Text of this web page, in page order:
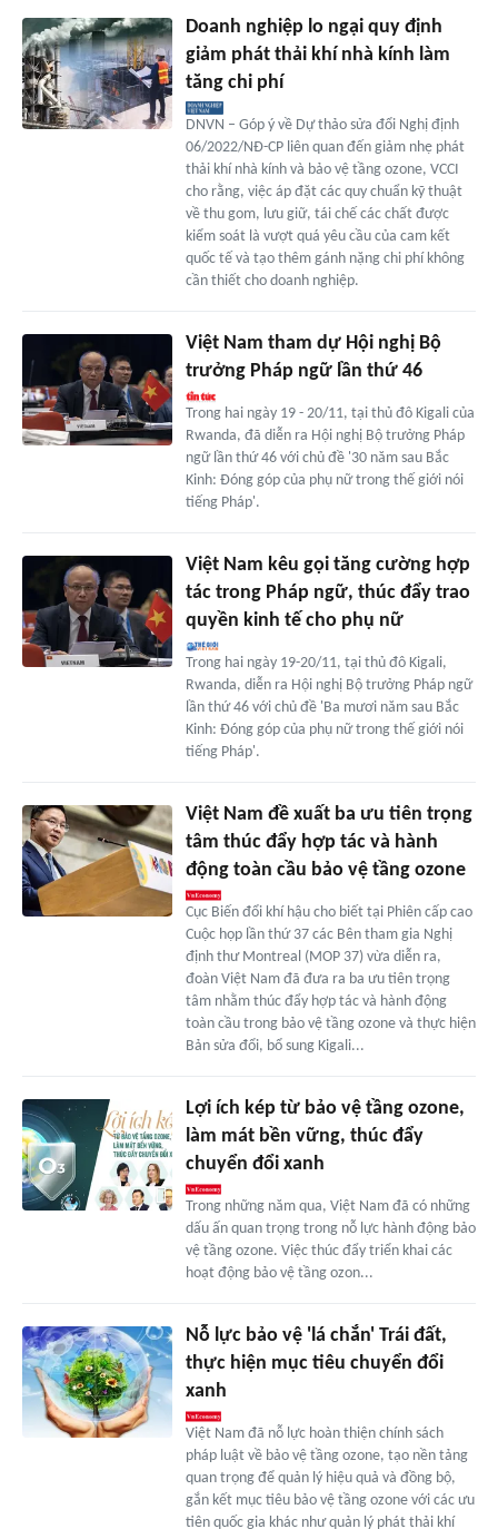
Doanh nghiệp lo ngại quy định
giảm phát thải khí nhà kính làm
tăng chi phí
DNVN – Góp ý về Dự thảo sửa đổi Nghị định
06/2022/NĐ-CP liên quan đến giảm nhẹ phát
thải khí nhà kính và bảo vệ tầng ozone, VCCI
cho rằng, việc áp đặt các quy chuẩn kỹ thuật
về thu gom, lưu giữ, tái chế các chất được
kiểm soát là vượt quá yêu cầu của cam kết
quốc tế và tạo thêm gánh nặng chi phí không
cần thiết cho doanh nghiệp.
Việt Nam tham dự Hội nghị Bộ
trưởng Pháp ngữ lần thứ 46
Trong hai ngày 19 - 20/11, tại thủ đô Kigali của
Rwanda, đã diễn ra Hội nghị Bộ trưởng Pháp
ngữ lần thứ 46 với chủ đề '30 năm sau Bắc
Kinh: Đóng góp của phụ nữ trong thế giới nói
tiếng Pháp'.
Việt Nam kêu gọi tăng cường hợp
tác trong Pháp ngữ, thúc đẩy trao
quyền kinh tế cho phụ nữ
Trong hai ngày 19-20/11, tại thủ đô Kigali,
Rwanda, diễn ra Hội nghị Bộ trưởng Pháp ngữ
lần thứ 46 với chủ đề 'Ba mươi năm sau Bắc
Kinh: Đóng góp của phụ nữ trong thế giới nói
tiếng Pháp'.
Việt Nam đề xuất ba ưu tiên trọng
tâm thúc đẩy hợp tác và hành
động toàn cầu bảo vệ tầng ozone
Cục Biến đổi khí hậu cho biết tại Phiên cấp cao
Cuộc họp lần thứ 37 các Bên tham gia Nghị
định thư Montreal (MOP 37) vừa diễn ra,
đoàn Việt Nam đã đưa ra ba ưu tiên trọng
tâm nhằm thúc đẩy hợp tác và hành động
toàn cầu trong bảo vệ tầng ozone và thực hiện
Bản sửa đổi, bổ sung Kigali...
Lợi ích kép từ bảo vệ tầng ozone,
làm mát bền vững, thúc đẩy
chuyển đổi xanh
Trong những năm qua, Việt Nam đã có những
dấu ấn quan trọng trong nỗ lực hành động bảo
vệ tầng ozone. Việc thúc đẩy triển khai các
hoạt động bảo vệ tầng ozon...
Nỗ lực bảo vệ 'lá chắn' Trái đất,
thực hiện mục tiêu chuyển đổi
xanh
Việt Nam đã nỗ lực hoàn thiện chính sách
pháp luật về bảo vệ tầng ozone, tạo nền tảng
quan trọng để quản lý hiệu quả và đồng bộ,
gắn kết mục tiêu bảo vệ tầng ozone với các ưu
tiên quốc gia khác như quản lý phát thải khí